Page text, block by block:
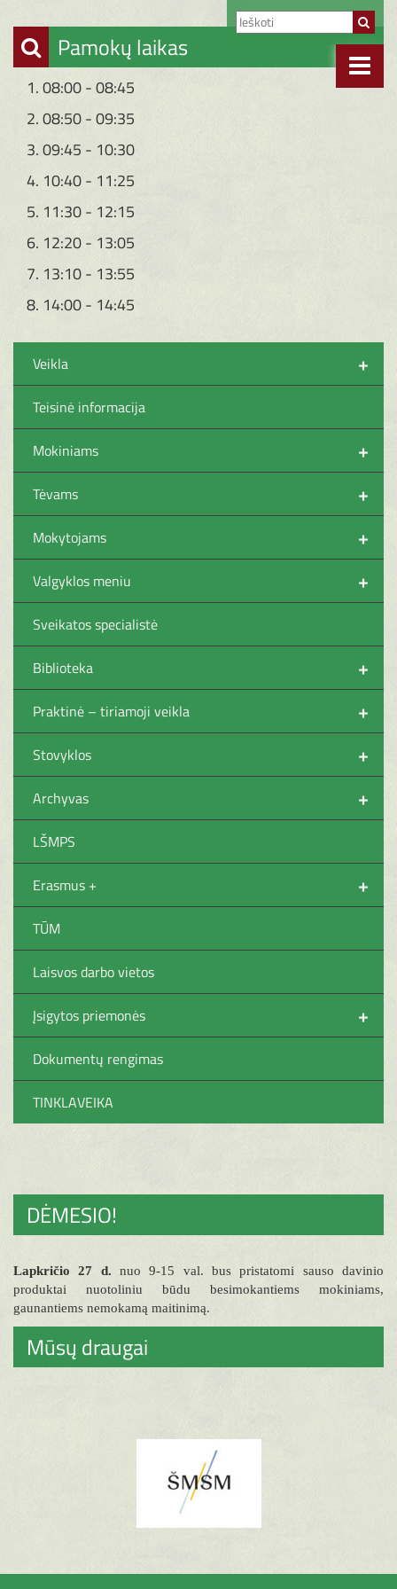
Pamokų laikas
1. 08:00 - 08:45
2. 08:50 - 09:35
3. 09:45 - 10:30
4. 10:40 - 11:25
5. 11:30 - 12:15
6. 12:20 - 13:05
7. 13:10 - 13:55
8. 14:00 - 14:45
+
Veikla
Teisinė informacija
+
Mokiniams
+
Tėvams
+
Mokytojams
+
Valgyklos meniu
Sveikatos specialistė
+
Biblioteka
+
Praktinė – tiriamoji veikla
+
Stovyklos
+
Archyvas
LŠMPS
+
Erasmus +
TŪM
Laisvos darbo vietos
+
Įsigytos priemonės
Dokumentų rengimas
TINKLAVEIKA
DĖMESIO!
Lapkričio 27 d. nuo 9-15 val. bus pristatomi sauso davinio
produktai nuotoliniu būdu besimokantiems mokiniams,
gaunantiems nemokamą maitinimą.
Mūsų draugai